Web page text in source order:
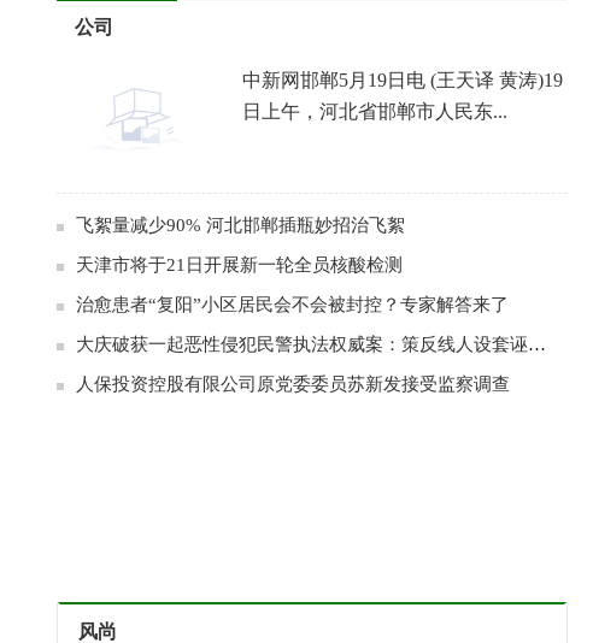
公司
中新网邯郸5月19日电 (王天译 黄涛)19
日上午，河北省邯郸市人民东...
飞絮量减少90% 河北邯郸插瓶妙招治飞絮
天津市将于21日开展新一轮全员核酸检测
治愈患者“复阳”小区居民会不会被封控？专家解答来了
大庆破获一起恶性侵犯民警执法权威案：策反线人设套诬陷民警
人保投资控股有限公司原党委委员苏新发接受监察调查
风尚